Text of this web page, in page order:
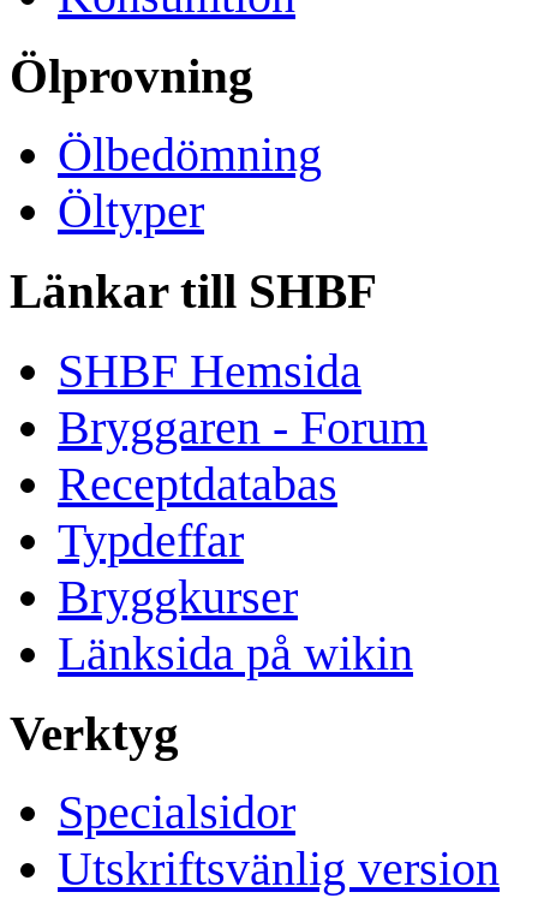
Ölprovning
Ölbedömning
Öltyper
Länkar till SHBF
SHBF Hemsida
Bryggaren - Forum
Receptdatabas
Typdeffar
Bryggkurser
Länksida på wikin
Verktyg
Specialsidor
Utskriftsvänlig version